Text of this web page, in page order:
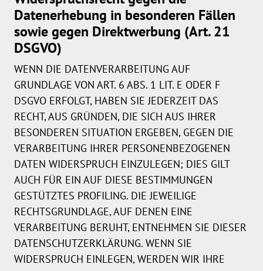
Datenerhebung in besonderen Fällen
sowie gegen Direktwerbung (Art. 21
DSGVO)
WENN DIE DATENVERARBEITUNG AUF
GRUNDLAGE VON ART. 6 ABS. 1 LIT. E ODER F
DSGVO ERFOLGT, HABEN SIE JEDERZEIT DAS
RECHT, AUS GRÜNDEN, DIE SICH AUS IHRER
BESONDEREN SITUATION ERGEBEN, GEGEN DIE
VERARBEITUNG IHRER PERSONENBEZOGENEN
DATEN WIDERSPRUCH EINZULEGEN; DIES GILT
AUCH FÜR EIN AUF DIESE BESTIMMUNGEN
GESTÜTZTES PROFILING. DIE JEWEILIGE
RECHTSGRUNDLAGE, AUF DENEN EINE
VERARBEITUNG BERUHT, ENTNEHMEN SIE DIESER
DATENSCHUTZERKLÄRUNG. WENN SIE
WIDERSPRUCH EINLEGEN, WERDEN WIR IHRE